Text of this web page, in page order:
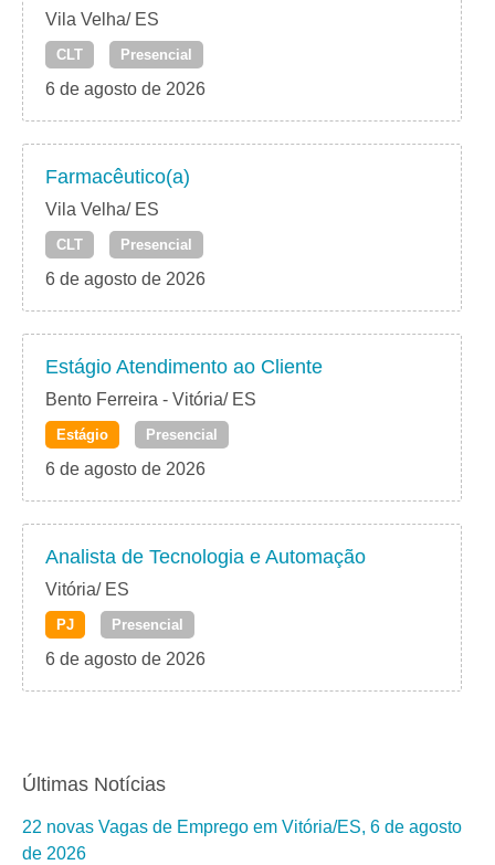
Vila Velha/ ES
CLT Presencial
6 de agosto de 2026
Farmacêutico(a)
Vila Velha/ ES
CLT Presencial
6 de agosto de 2026
Estágio Atendimento ao Cliente
Bento Ferreira - Vitória/ ES
Estágio Presencial
6 de agosto de 2026
Analista de Tecnologia e Automação
Vitória/ ES
PJ Presencial
6 de agosto de 2026
Últimas Notícias
22 novas Vagas de Emprego em Vitória/ES, 6 de agosto
de 2026